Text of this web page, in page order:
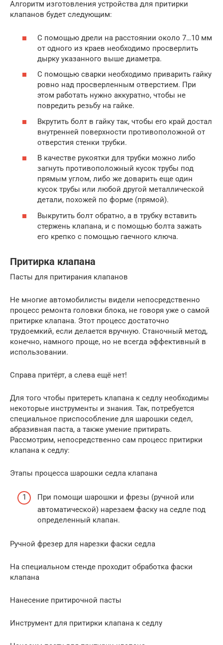
Алгоритм изготовления устройства для притирки
клапанов будет следующим:
С помощью дрели на расстоянии около 7…10 мм
от одного из краев необходимо просверлить
дырку указанного выше диаметра.
С помощью сварки необходимо приварить гайку
ровно над просверленным отверстием. При
этом работать нужно аккуратно, чтобы не
повредить резьбу на гайке.
Вкрутить болт в гайку так, чтобы его край достал
внутренней поверхности противоположной от
отверстия стенки трубки.
В качестве рукоятки для трубки можно либо
загнуть противоположный кусок трубы под
прямым углом, либо же доварить еще один
кусок трубы или любой другой металлической
детали, похожей по форме (прямой).
Выкрутить болт обратно, а в трубку вставить
стержень клапана, и с помощью болта зажать
его крепко с помощью гаечного ключа.
Притирка клапана
Пасты для притирания клапанов
Не многие автомобилисты видели непосредственно
процесс ремонта головки блока, не говоря уже о самой
притирке клапана. Этот процесс достаточно
трудоемкий, если делается вручную. Станочный метод,
конечно, намного проще, но не всегда эффективный в
использовании.
Справа притёрт, а слева ещё нет!
Для того чтобы притереть клапана к седлу необходимы
некоторые инструменты и знания. Так, потребуется
специальное приспособление для шарошки седел,
абразивная паста, а также умение притирать.
Рассмотрим, непосредственно сам процесс притирки
клапана к седлу:
Этапы процесса шарошки седла клапана
При помощи шарошки и фрезы (ручной или
автоматической) нарезаем фаску на седле под
определенный клапан.
Ручной фрезер для нарезки фаски седла
На специальном стенде проходит обработка фаски
клапана
Нанесение притирочной пасты
Инструмент для притирки клапана к седлу